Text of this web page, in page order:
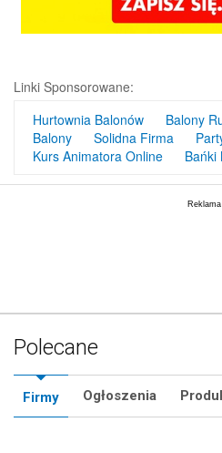
Linki Sponsorowane:
Hurtownia Balonów
Balony
Balony
Solidna Firma
Kurs Animatora Online
Bańki
Polecane
Firmy Ogłoszenia